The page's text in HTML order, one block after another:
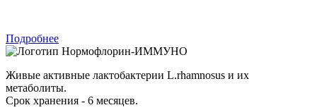
Подробнее
Нормофлорин-ИММУНО
Живые активные лактобактерии L.rhamnosus и их
метаболиты.
Срок хранения - 6 месяцев.